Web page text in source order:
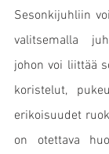
Sesonkijuhliin
valitsemalla
johon voi liittää
koristelut,
erikoisuudet
on otettava